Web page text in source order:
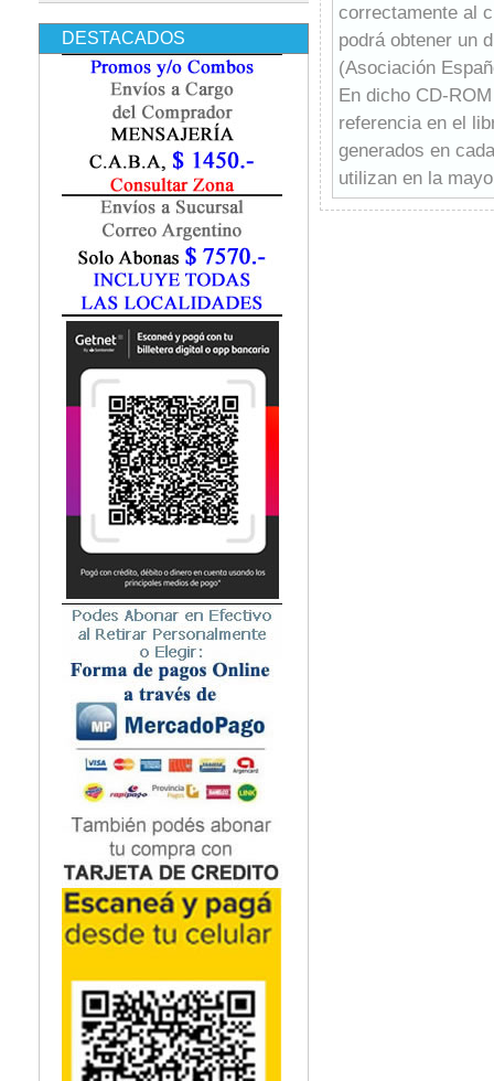
Higiene y Seguridad
Historia
Ingeniería
Marketing / Publicidad
Metodología Investigación
Negocios
Periodismo
Política
Programación
Psicología
Química
Recursos Humanos
Redes / LAN / WiFi
Sociología
DESTACADOS
correctamente al
podrá obtener un
(Asociación
En dicho CD-
referencia en el
generados en
utilizan en la
Estamos